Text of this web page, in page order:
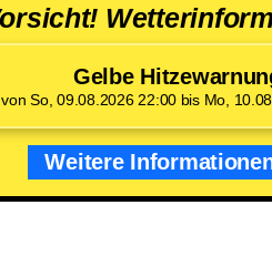
Gelbe
von So, 09.08.2026 22:00 bis Mo,
Weitere